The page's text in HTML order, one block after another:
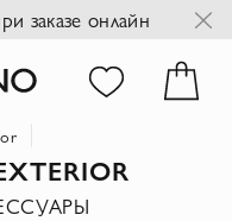
заказе онлайн